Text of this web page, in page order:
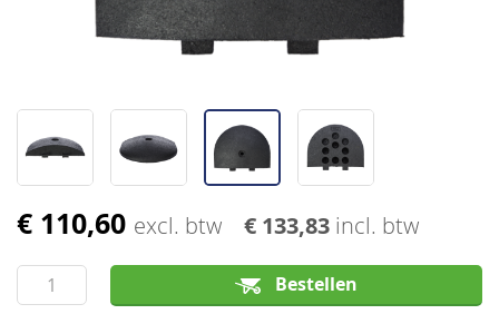
€ 110,60 excl. btw € 133,83 incl. btw
Bestellen
Ga
het
begin